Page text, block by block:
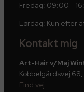
Fredag: 09:00 –
Lørdag: Kun efter
Kontakt mig
Art-Hair v/Maj
Kobbelgårdsvej
Find vej